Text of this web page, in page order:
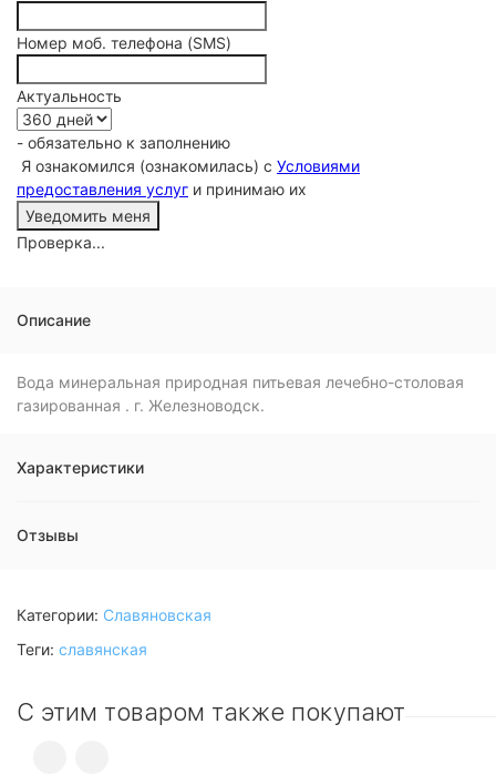
Номер моб. телефона (SMS)
Актуальность
- обязательно к заполнению
Я ознакомился (ознакомилась) с Условиями
предоставления услуг и принимаю их
Проверка...
Описание
Вода минеральная природная питьевая лечебно-столовая
газированная . г. Железноводск.
Характеристики
Отзывы
Категории: Славяновская
Теги: славянская
С этим товаром также покупают